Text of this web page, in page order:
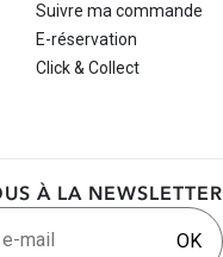
Suivre ma commande
E-réservation
Click & Collect
À LA NEWSLETTER
mail OK